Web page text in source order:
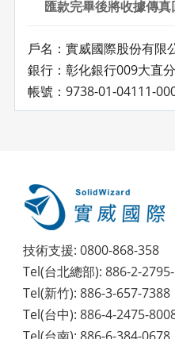
匯款完畢後將收據傳
戶名：實威國際股份有限
銀行：彰化銀行009大直
帳號：9738-01-04111-
技術支援: 0800-868-358
Tel(台北總部): 886-2-
Tel(新竹): 886-3-657-7388
Tel(台中): 886-4-2475-